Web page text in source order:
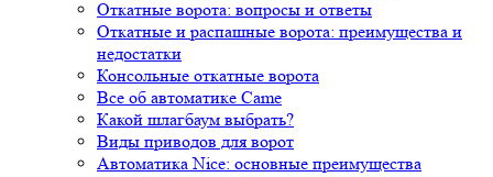
Откатные ворота: вопросы и ответы
Откатные и распашные ворота: преимущества и
недостатки
Консольные откатные ворота
Все об автоматике Came
Какой шлагбаум выбрать?
Виды приводов для ворот
Автоматика Nice: основные преимущества